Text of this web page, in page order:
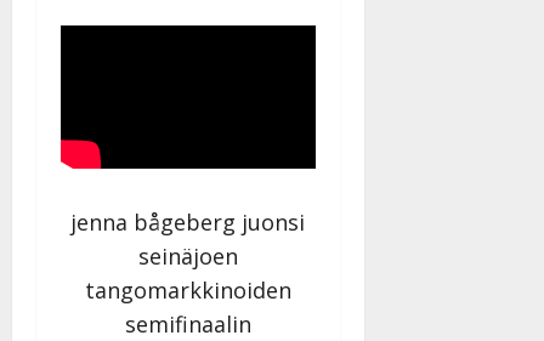
jenna bågeberg juonsi
seinäjoen
tangomarkkinoiden
semifinaalin